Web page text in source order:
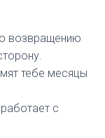
возвращению
тебе месяцы
с